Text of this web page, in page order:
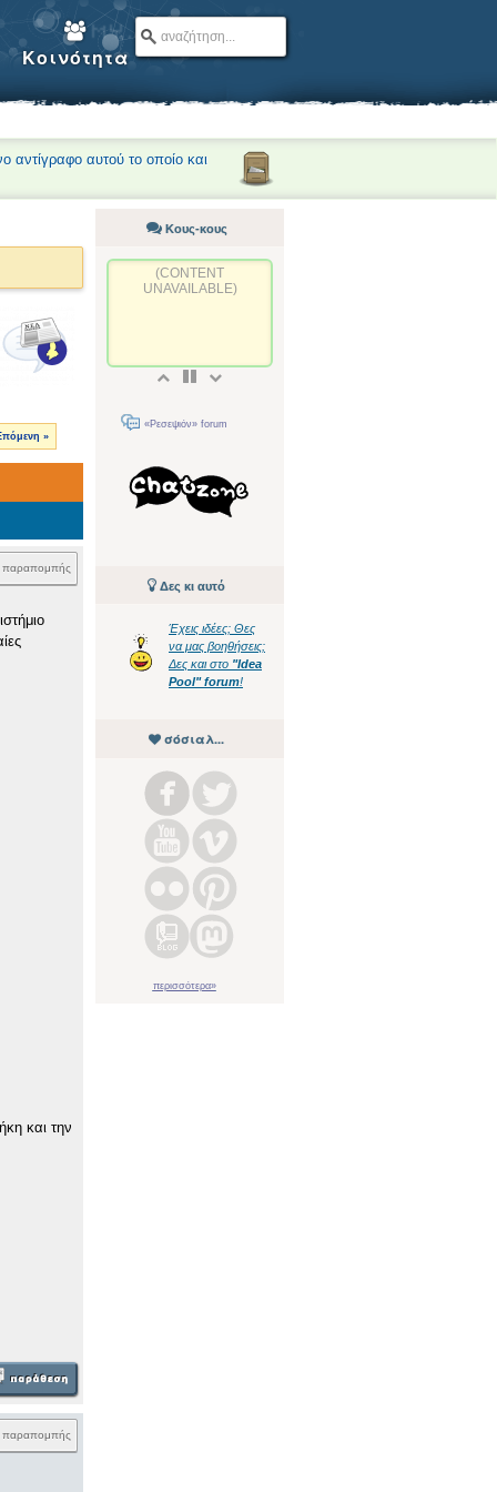
Κοινότητα
αντίγραφο αυτού το οποίο και
»
παραπομπής
και την
παραπομπής
Κους-κους
UNAVAILABLE)
«Ρεσεψιόν» forum
Δες κι αυτό
Έχεις ιδέες; Θες
να μας βοηθήσεις;
Δες και στο "Idea
Pool" forum!
σόσιαλ...
περισσότερα»